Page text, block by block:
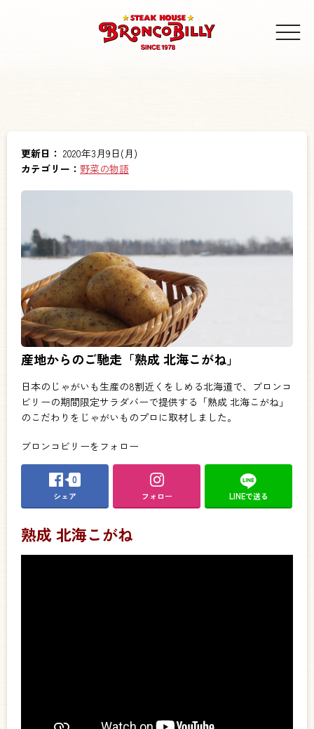
更新日： 2020年3月9日(月)
カテゴリー： 野菜の物語
産地からのご馳走「熟成 北海こがね」
日本のじゃがいも生産の8割近くをしめる北海道で、ブロンコ
ビリーの期間限定サラダバーで提供する「熟成 北海こがね」
のこだわりをじゃがいものプロに取材しました。
ブロンコビリーをフォロー
0
シェア フォロー LINEで送る
熟成 北海こがね